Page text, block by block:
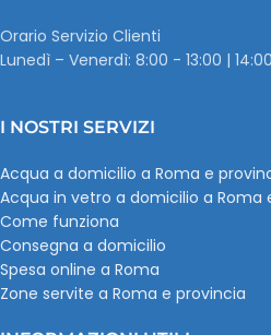
Orario Servizio Clienti
Lunedì – Venerdì: 8:00 - 13:00 |
I NOSTRI SERVIZI
Acqua a domicilio a Roma e
Acqua in vetro a domicilio a Roma
Come funziona
Consegna a domicilio
Spesa online a Roma
Zone servite a Roma e provincia